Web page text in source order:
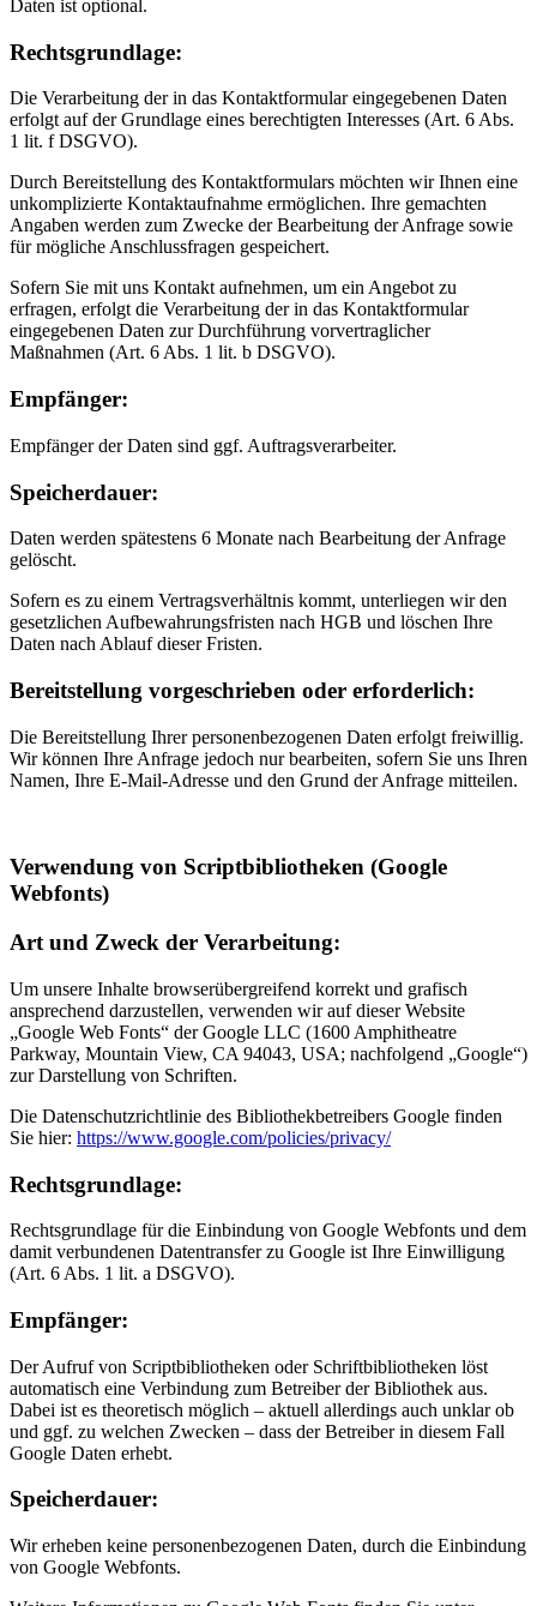
Daten ist optional.
Rechtsgrundlage:
Die Verarbeitung der in das Kontaktformular eingegebenen Daten
erfolgt auf der Grundlage eines berechtigten Interesses (Art. 6 Abs.
1 lit. f DSGVO).
Durch Bereitstellung des Kontaktformulars möchten wir Ihnen eine
unkomplizierte Kontaktaufnahme ermöglichen. Ihre gemachten
Angaben werden zum Zwecke der Bearbeitung der Anfrage sowie
für mögliche Anschlussfragen gespeichert.
Sofern Sie mit uns Kontakt aufnehmen, um ein Angebot zu
erfragen, erfolgt die Verarbeitung der in das Kontaktformular
eingegebenen Daten zur Durchführung vorvertraglicher
Maßnahmen (Art. 6 Abs. 1 lit. b DSGVO).
Empfänger:
Empfänger der Daten sind ggf. Auftragsverarbeiter.
Speicherdauer:
Daten werden spätestens 6 Monate nach Bearbeitung der Anfrage
gelöscht.
Sofern es zu einem Vertragsverhältnis kommt, unterliegen wir den
gesetzlichen Aufbewahrungsfristen nach HGB und löschen Ihre
Daten nach Ablauf dieser Fristen.
Bereitstellung vorgeschrieben oder erforderlich:
Die Bereitstellung Ihrer personenbezogenen Daten erfolgt freiwillig.
Wir können Ihre Anfrage jedoch nur bearbeiten, sofern Sie uns Ihren
Namen, Ihre E-Mail-Adresse und den Grund der Anfrage mitteilen.
Verwendung von Scriptbibliotheken (Google
Webfonts)
Art und Zweck der Verarbeitung:
Um unsere Inhalte browserübergreifend korrekt und grafisch
ansprechend darzustellen, verwenden wir auf dieser Website
„Google Web Fonts“ der Google LLC (1600 Amphitheatre
Parkway, Mountain View, CA 94043, USA; nachfolgend „Google“)
zur Darstellung von Schriften.
Die Datenschutzrichtlinie des Bibliothekbetreibers Google finden
Sie hier: https://www.google.com/policies/privacy/
Rechtsgrundlage:
Rechtsgrundlage für die Einbindung von Google Webfonts und dem
damit verbundenen Datentransfer zu Google ist Ihre Einwilligung
(Art. 6 Abs. 1 lit. a DSGVO).
Empfänger:
Der Aufruf von Scriptbibliotheken oder Schriftbibliotheken löst
automatisch eine Verbindung zum Betreiber der Bibliothek aus.
Dabei ist es theoretisch möglich – aktuell allerdings auch unklar ob
und ggf. zu welchen Zwecken – dass der Betreiber in diesem Fall
Google Daten erhebt.
Speicherdauer:
Wir erheben keine personenbezogenen Daten, durch die Einbindung
von Google Webfonts.